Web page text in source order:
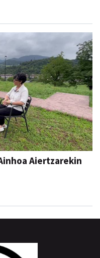
Aiertzarekin